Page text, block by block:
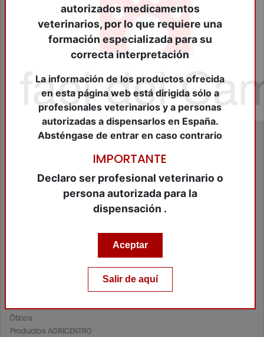
Cercados Eléctricos
Cierre Heridas
Consumibles Veterinarios
Cosméticos Peq.Animales
Farmacológicos Diversos
Fungicidas
Higuiene Bucal
Homeopáticos
Leches Maternizadas
Material de Identificación
Nutraceuticos Animales Compañia
Nutracéuticos Ganadería
Óticos
Productos AGRICENTRO
autorizados medicamentos
veterinarios, por lo que requiere una
formación especializada para su
correcta interpretación
La información de los productos ofrecida
en esta página web está dirigida sólo a
profesionales veterinarios y a personas
autorizadas a dispensarlos en España.
Absténgase de entrar en caso contrario
IMPORTANTE
Declaro ser profesional veterinario o
persona autorizada para la
dispensación .
Aceptar
Salir de aquí